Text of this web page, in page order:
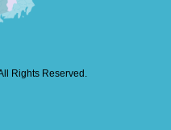
Rights Reserved.